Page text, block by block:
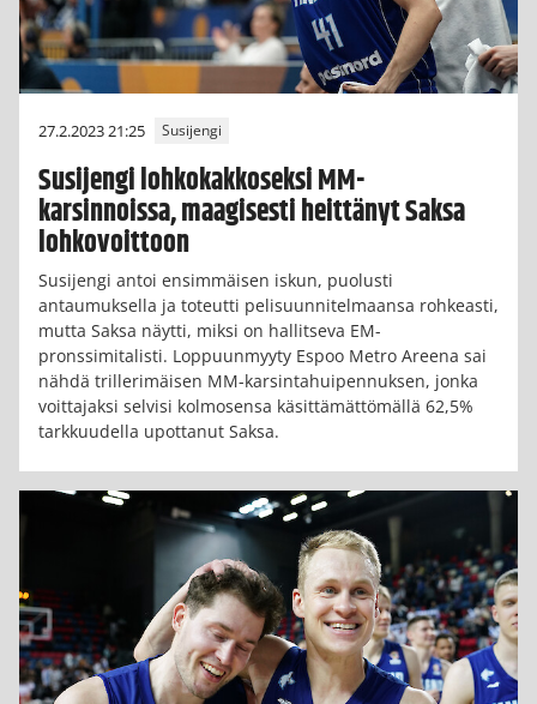
27.2.2023 21:25 Susijengi
Susijengi lohkokakkoseksi MM-
karsinnoissa, maagisesti heittänyt Saksa
lohkovoittoon
Susijengi antoi ensimmäisen iskun, puolusti
antaumuksella ja toteutti pelisuunnitelmaansa rohkeasti,
mutta Saksa näytti, miksi on hallitseva EM-
pronssimitalisti. Loppuunmyyty Espoo Metro Areena sai
nähdä trillerimäisen MM-karsintahuipennuksen, jonka
voittajaksi selvisi kolmosensa käsittämättömällä 62,5%
tarkkuudella upottanut Saksa.